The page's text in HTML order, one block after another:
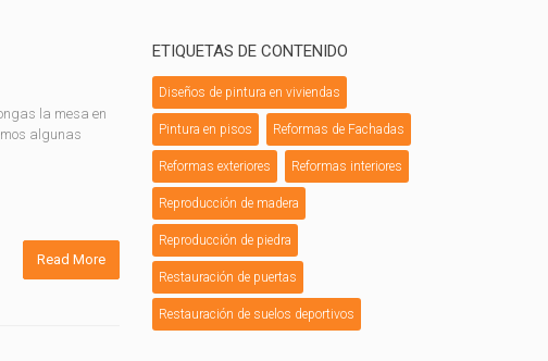
la mesa en
algunas
Read More
ETIQUETAS DE CONTENIDO
Diseños de pintura en viviendas
Pintura en pisos Reformas de Fachadas
Reformas exteriores Reformas interiores
Reproducción de madera
Reproducción de piedra
Restauración de puertas
Restauración de suelos deportivos